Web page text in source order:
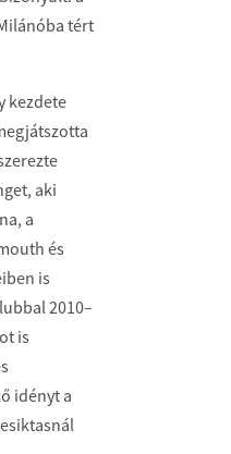
tért
kezdete
aki
a
és
is
2010–
is
idényt a